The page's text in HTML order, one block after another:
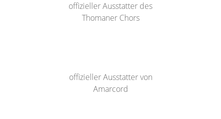
offizieller Ausstatter des
Thomaner Chors
offizieller Ausstatter von
Amarcord